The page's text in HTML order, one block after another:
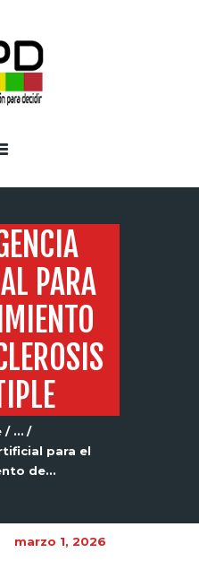
PARA
...
para el
de...
marzo 1, 2026